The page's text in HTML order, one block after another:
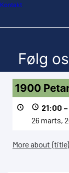
Kontakt
Følg
27 marts,
Foregående
1900
Petanque
09-
1900
21:00 –
26 marts,
More about {title}